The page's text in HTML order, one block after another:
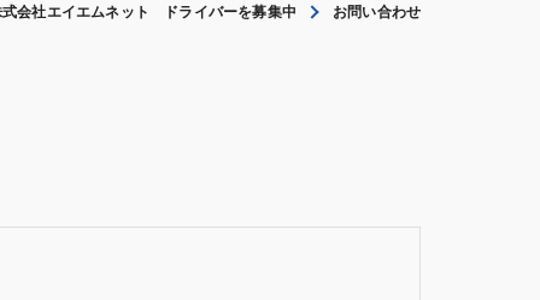
会社エイエムネット ドライバーを募集中 お問い合わせ